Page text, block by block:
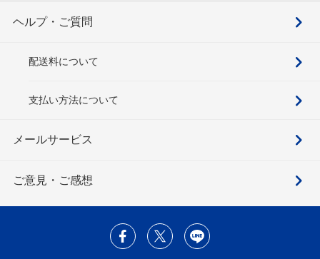
ヘルプ・ご質問
配送料について
支払い方法について
メールサービス
ご意見・ご感想